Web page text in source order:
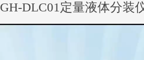
GH-DLC01定量液体分装